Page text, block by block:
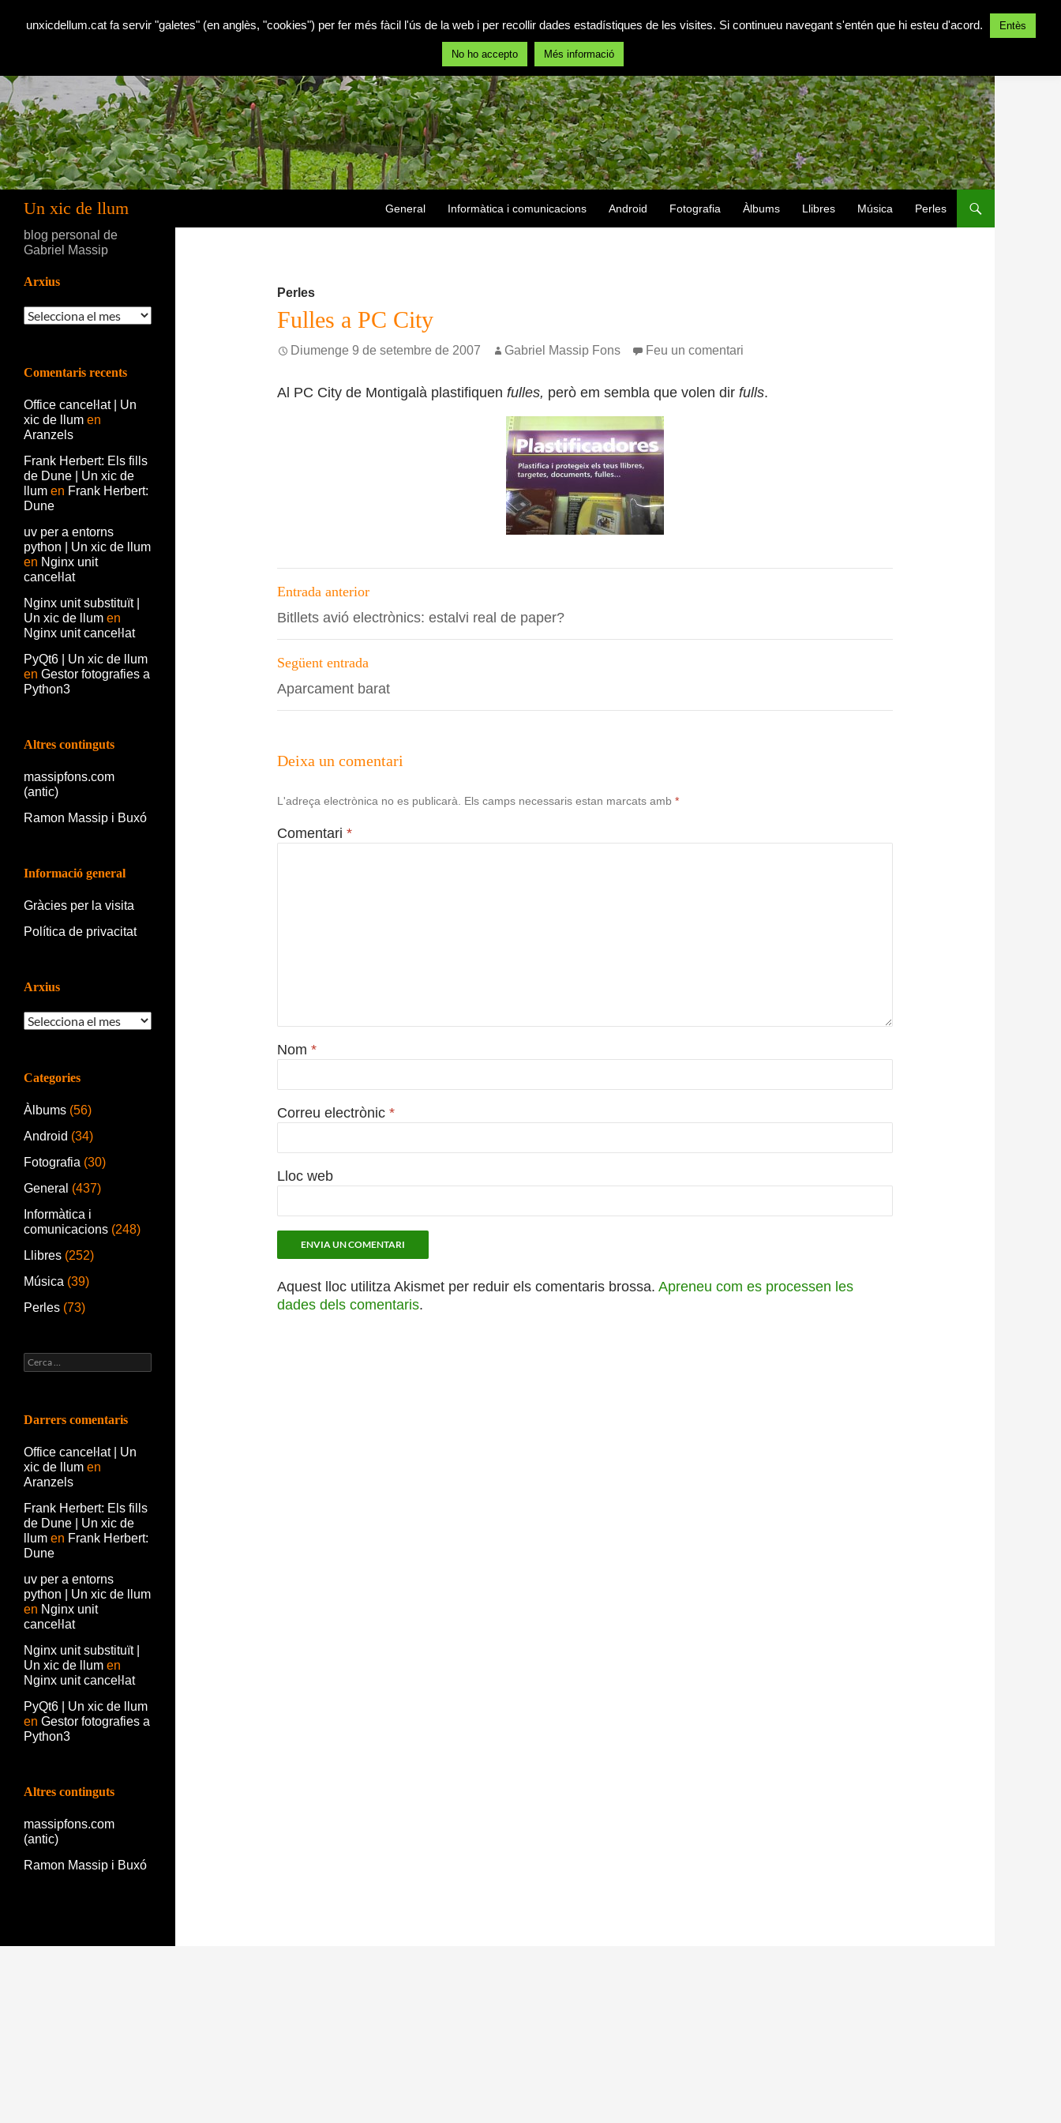
Un xic de llum
General
Informàtica i comunicacions Android Fotografia Àlbums Llibres Música Perles
Perles
Fulles a PC City
Diumenge 9 de setembre de 2007 Gabriel Massip Fons Feu un comentari
Al PC City de Montigalà plastifiquen fulles, però em sembla que volen dir fulls.
Navegació
per
les
entrades
Entrada anterior
Bitllets avió electrònics: estalvi real de paper?
Següent entrada
Aparcament barat
Deixa un comentari
L'adreça electrònica no es publicarà. Els camps necessaris estan marcats amb *
Comentari *
Nom *
Correu electrònic *
Lloc web
Aquest lloc utilitza Akismet per reduir els comentaris brossa. Apreneu com es processen les
dades dels comentaris.
blog personal de
Gabriel Massip
Arxius
Arxius
Comentaris recents
Office canceŀlat | Un
xic de llum en
Aranzels
Frank Herbert: Els fills
de Dune | Un xic de
llum en Frank Herbert:
Dune
uv per a entorns
python | Un xic de llum
en Nginx unit
canceŀlat
Nginx unit substituït |
Un xic de llum en
Nginx unit canceŀlat
PyQt6 | Un xic de llum
en Gestor fotografies a
Python3
Altres continguts
massipfons.com
(antic)
Ramon Massip i Buxó
Informació general
Gràcies per la visita
Política de privacitat
Arxius
Arxius
Categories
Àlbums (56)
Android (34)
Fotografia (30)
General (437)
Informàtica i
comunicacions (248)
Llibres (252)
Música (39)
Perles (73)
Cerca:
Darrers comentaris
Office canceŀlat | Un
xic de llum en
Aranzels
Frank Herbert: Els fills
de Dune | Un xic de
llum en Frank Herbert:
Dune
uv per a entorns
python | Un xic de llum
en Nginx unit
canceŀlat
Nginx unit substituït |
Un xic de llum en
Nginx unit canceŀlat
PyQt6 | Un xic de llum
en Gestor fotografies a
Python3
Altres continguts
massipfons.com
(antic)
Ramon Massip i Buxó
unxicdellum.cat fa servir "galetes" (en anglès, "cookies") per fer més fàcil l'ús de la web i per recollir dades estadístiques de les visites. Si continueu navegant s'entén que hi esteu d'acord. Entès
No ho accepto Més informació